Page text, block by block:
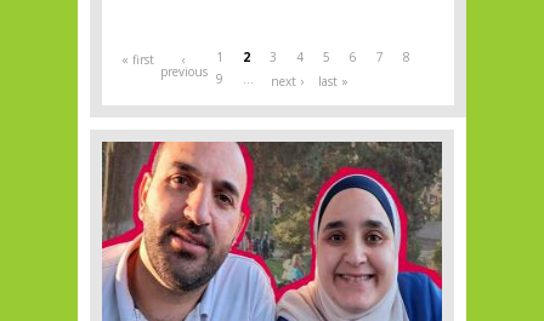
« first ‹
previous
1 2 3 4 5 6 7
8
9
… next › last »